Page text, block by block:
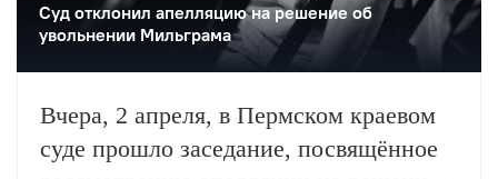
Суд отклонил апелляцию на решение об
увольнении Мильграма
Вчера, 2 апреля, в Пермском краевом
суде прошло заседание, посвящённое